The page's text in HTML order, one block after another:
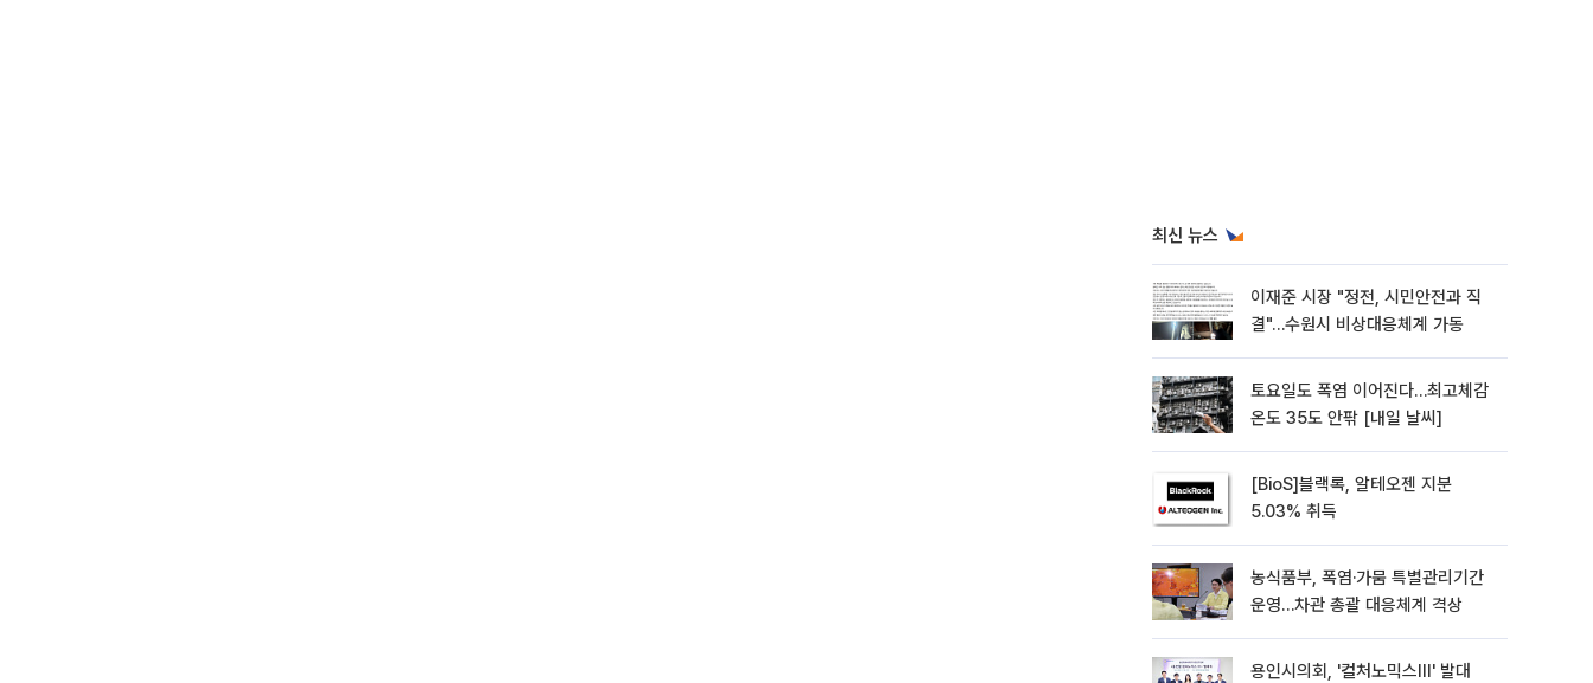
최신 뉴스
이재준 시장 "정전, 시민안전과 직
결"…수원시 비상대응체계 가동
토요일도 폭염 이어진다…최고체감
온도 35도 안팎 [내일 날씨]
[BioS]블랙록, 알테오젠 지분
5.03% 취득
농식품부, 폭염·가뭄 특별관리기간
운영…차관 총괄 대응체계 격상
용인시의회, '컬처노믹스Ⅲ' 발대